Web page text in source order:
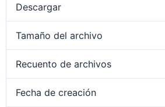
Descargar
Tamaño del archivo
Recuento de archivos
Fecha de creación